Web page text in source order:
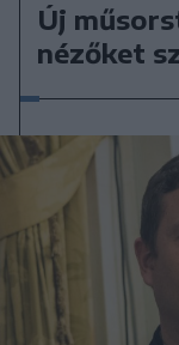
Új
nézőket